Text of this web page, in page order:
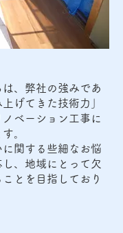
、弊社の強みであ
げてきた技術力」
ベーション工事に
。
関する些細なお悩
、地域にとって欠
とを目指しており